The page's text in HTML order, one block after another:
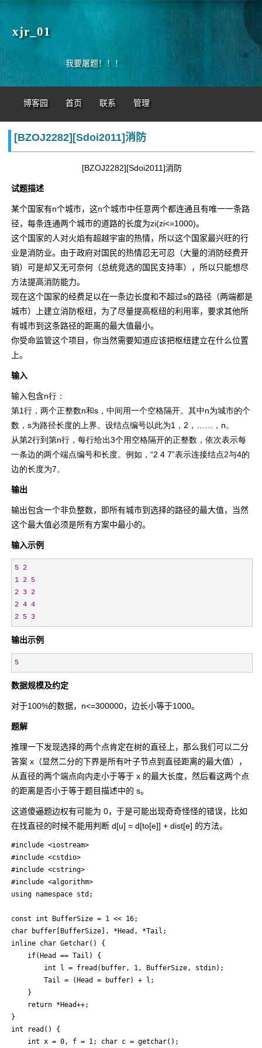
xjr_01
我要屠题！！！
博客园 首页 联系 管理
[BZOJ2282][Sdoi2011]消防
[BZOJ2282][Sdoi2011]消防
试题描述
某个国家有n个城市，这n个城市中任意两个都连通且有唯一一条路
径，每条连通两个城市的道路的长度为zi(zi<=1000)。
这个国家的人对火焰有超越宇宙的热情，所以这个国家最兴旺的行
业是消防业。由于政府对国民的热情忍无可忍（大量的消防经费开
销）可是却又无可奈何（总统竞选的国民支持率），所以只能想尽
方法提高消防能力。
现在这个国家的经费足以在一条边长度和不超过s的路径（两端都是
城市）上建立消防枢纽，为了尽量提高枢纽的利用率，要求其他所
有城市到这条路径的距离的最大值最小。
你受命监管这个项目，你当然需要知道应该把枢纽建立在什么位置
上。
输入
输入包含n行：
第1行，两个正整数n和s，中间用一个空格隔开。其中n为城市的个
数， s为路径长度的上界。设结点编号以此为1， 2， ……， n。
从第2行到第n行，每行给出3个用空格隔开的正整数，依次表示每
一条边的两个端点编号和长度。例如， “2 4 7”表示连接结点2与4的
边的长度为7。
输出
输出包含一个非负整数，即所有城市到选择的路径的最大值，当然
这个最大值必须是所有方案中最小的。
输入示例
5 2
1 2 5
2 3 2
2 4 4
2 5 3
输出示例
5
数据规模及约定
对于100%的数据，n<=300000，边长小等于1000。
题解
推理一下发现选择的两个点肯定在树的直径上，那么我们可以二分
答案 x（显然二分的下界是所有叶子节点到直径距离的最大值），
从直径的两个端点向内走小于等于 x 的最大长度，然后看这两个点
的距离是否小于等于题目描述中的 s。
这道傻逼题边权有可能为 0，于是可能出现奇奇怪怪的错误，比如
在找直径的时候不能用判断 d[u] = d[to[e]] + dist[e] 的方法。
#include <iostream>
#include <cstdio>
#include <cstring>
#include <algorithm>
using namespace std;
const int BufferSize = 1 << 16;
char buffer[BufferSize], *Head, *Tail;
inline char Getchar() {
    if(Head == Tail) {
        int l = fread(buffer, 1, BufferSize, stdin);
        Tail = (Head = buffer) + l;
    }
    return *Head++;
}
int read() {
    int x = 0, f = 1; char c = getchar();